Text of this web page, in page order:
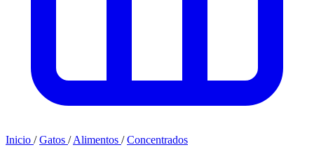
Inicio / Gatos / Alimentos / Concentrados